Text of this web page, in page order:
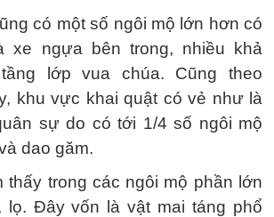
có một số ngôi mộ lớn hơn có
xe ngựa bên trong, nhiều khả
lớp vua chúa. Cũng theo
khu vực khai quật có vẻ như là
sự do có tới 1/4 số ngôi mộ
dao găm.
trong các ngôi mộ phần lớn
lọ. Đây vốn là vật mai táng phổ